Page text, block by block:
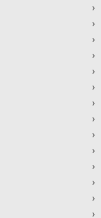
›
›
›
›
›
›
›
›
›
›
›
›
›
›